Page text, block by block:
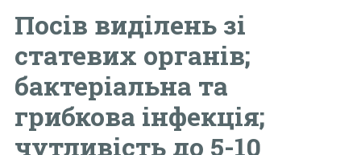
Посів виділень зі
статевих органів;
бактеріальна та
грибкова інфекція;
чутливість до 5-10